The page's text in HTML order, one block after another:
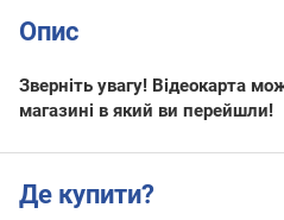
Опис
Зверніть увагу! Відеокарта
магазині в який ви перейшли!
Де купити?